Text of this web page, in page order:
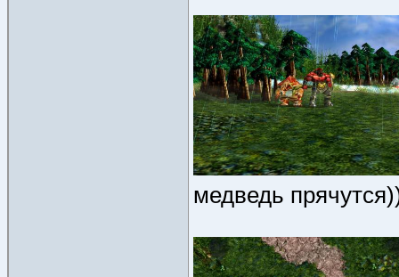
медведь